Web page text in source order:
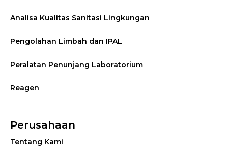
Analisa Kualitas Sanitasi Lingkungan
Pengolahan Limbah dan IPAL
Peralatan Penunjang Laboratorium
Reagen
Perusahaan
Tentang Kami